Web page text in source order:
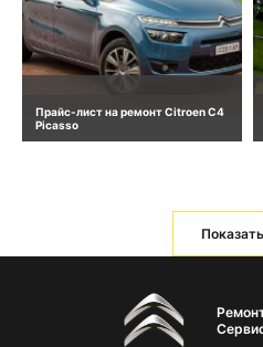
Прайс-лист на ремонт Citroen C4
Picasso